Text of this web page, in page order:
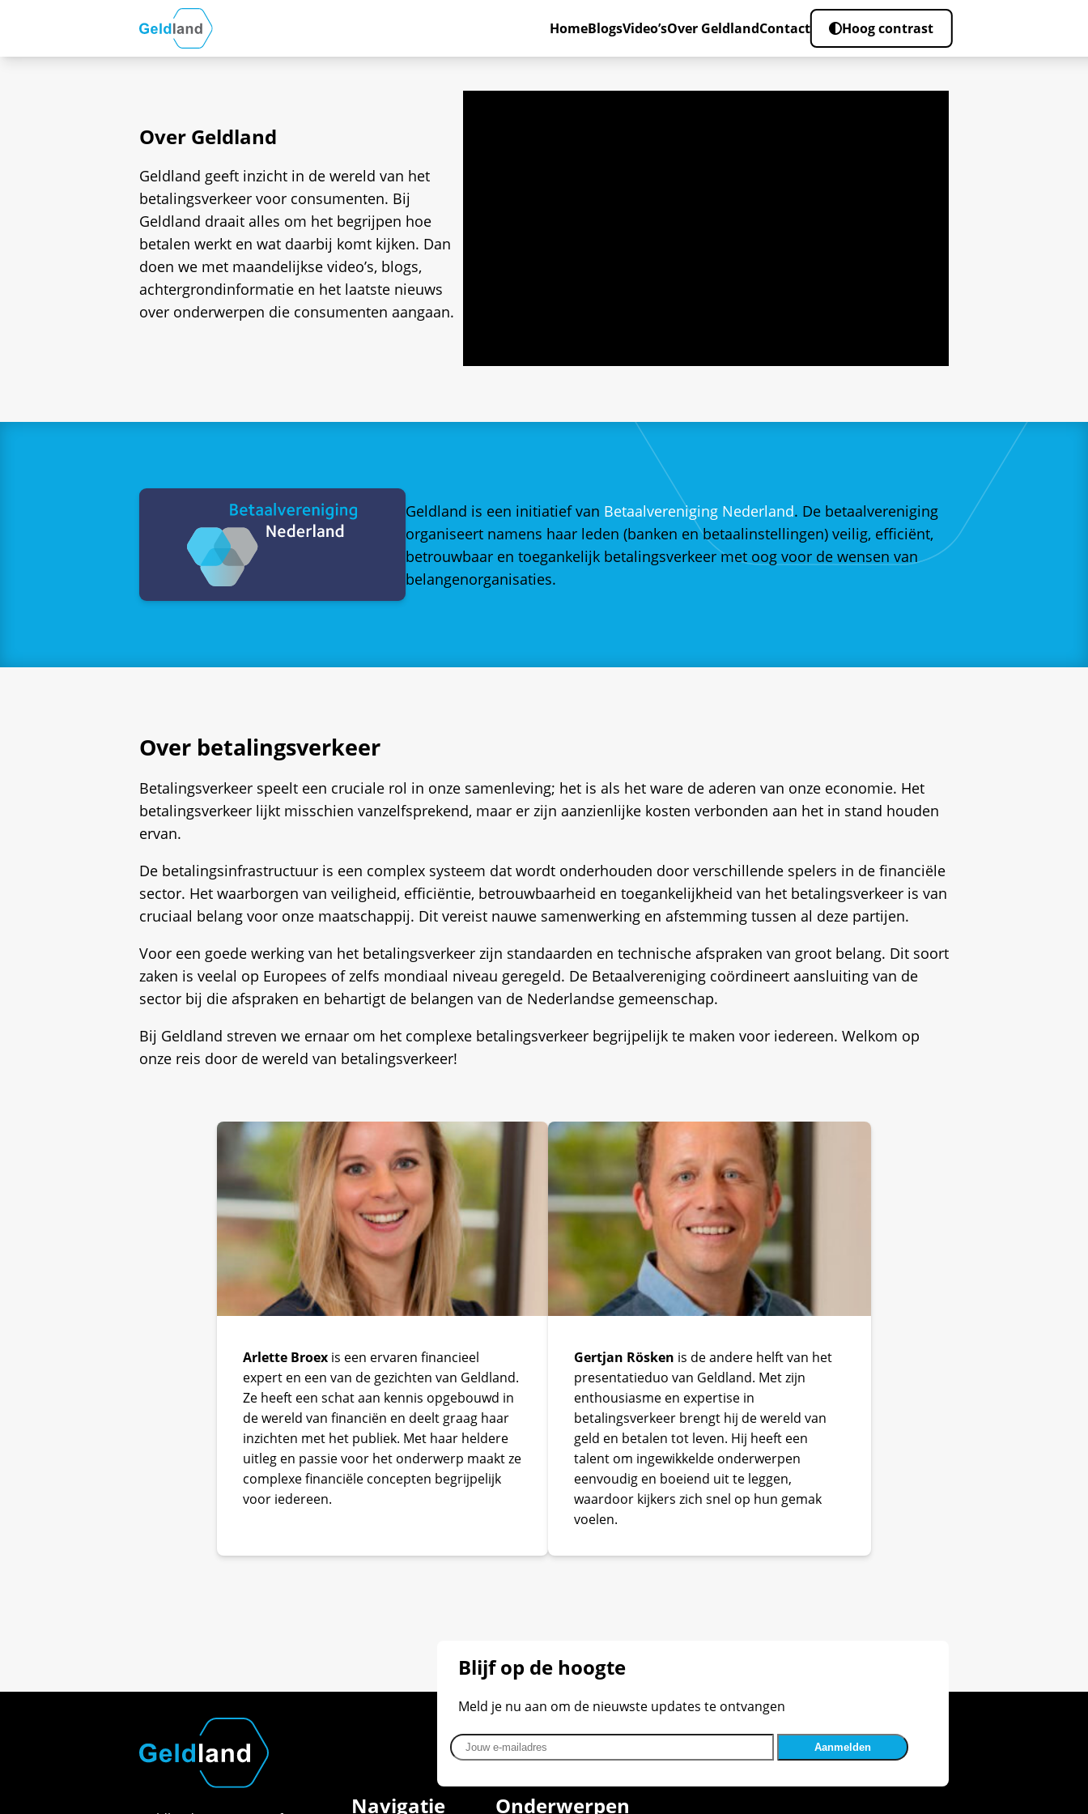
HomeBlogsVideo’sOver GeldlandContact Hoog contrast
Over Geldland
Geldland geeft inzicht in de wereld van het
betalingsverkeer voor consumenten. Bij
Geldland draait alles om het begrijpen hoe
betalen werkt en wat daarbij komt kijken. Dan
doen we met maandelijkse video’s, blogs,
achtergrondinformatie en het laatste nieuws
over onderwerpen die consumenten aangaan.
Geldland is een initiatief van Betaalvereniging Nederland. De betaalvereniging
organiseert namens haar leden (banken en betaalinstellingen) veilig, efficiënt,
betrouwbaar en toegankelijk betalingsverkeer met oog voor de wensen van
belangenorganisaties.
Over betalingsverkeer
Betalingsverkeer speelt een cruciale rol in onze samenleving; het is als het ware de aderen van onze economie. Het
betalingsverkeer lijkt misschien vanzelfsprekend, maar er zijn aanzienlijke kosten verbonden aan het in stand houden
ervan.
De betalingsinfrastructuur is een complex systeem dat wordt onderhouden door verschillende spelers in de financiële
sector. Het waarborgen van veiligheid, efficiëntie, betrouwbaarheid en toegankelijkheid van het betalingsverkeer is van
cruciaal belang voor onze maatschappij. Dit vereist nauwe samenwerking en afstemming tussen al deze partijen.
Voor een goede werking van het betalingsverkeer zijn standaarden en technische afspraken van groot belang. Dit soort
zaken is veelal op Europees of zelfs mondiaal niveau geregeld. De Betaalvereniging coördineert aansluiting van de
sector bij die afspraken en behartigt de belangen van de Nederlandse gemeenschap.
Bij Geldland streven we ernaar om het complexe betalingsverkeer begrijpelijk te maken voor iedereen. Welkom op
onze reis door de wereld van betalingsverkeer!
Arlette Broex is een ervaren financieel
expert en een van de gezichten van Geldland.
Ze heeft een schat aan kennis opgebouwd in
de wereld van financiën en deelt graag haar
inzichten met het publiek. Met haar heldere
uitleg en passie voor het onderwerp maakt ze
complexe financiële concepten begrijpelijk
voor iedereen.
Gertjan Rösken is de andere helft van het
presentatieduo van Geldland. Met zijn
enthousiasme en expertise in
betalingsverkeer brengt hij de wereld van
geld en betalen tot leven. Hij heeft een
talent om ingewikkelde onderwerpen
eenvoudig en boeiend uit te leggen,
waardoor kijkers zich snel op hun gemak
voelen.
Blijf op de hoogte
Meld je nu aan om de nieuwste updates te ontvangen
Jouw e-mailadres
Navigatie Onderwerpen